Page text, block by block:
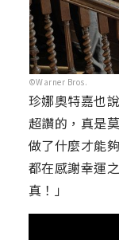
©Warner Bros.
珍娜奧特嘉也
超讚的，真是
做了什麼才能
都在感謝幸運
真！」